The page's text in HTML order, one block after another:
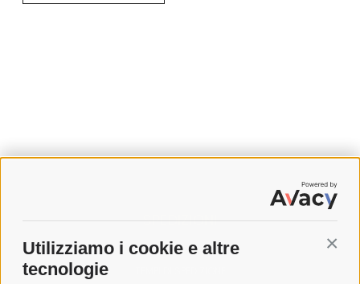
Utilizziamo i cookie e altre
tecnologie
SPEDIZIONI
COSTI DI SPEDIZIONE